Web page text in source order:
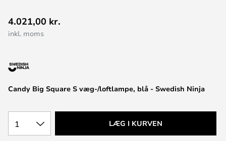
til
starten
billedgalleriet
Candy Big Square S væg-/loftlampe, blå - Swedish Ninja
4.021,00 kr.
inkl. moms
1 LÆG I KURVEN